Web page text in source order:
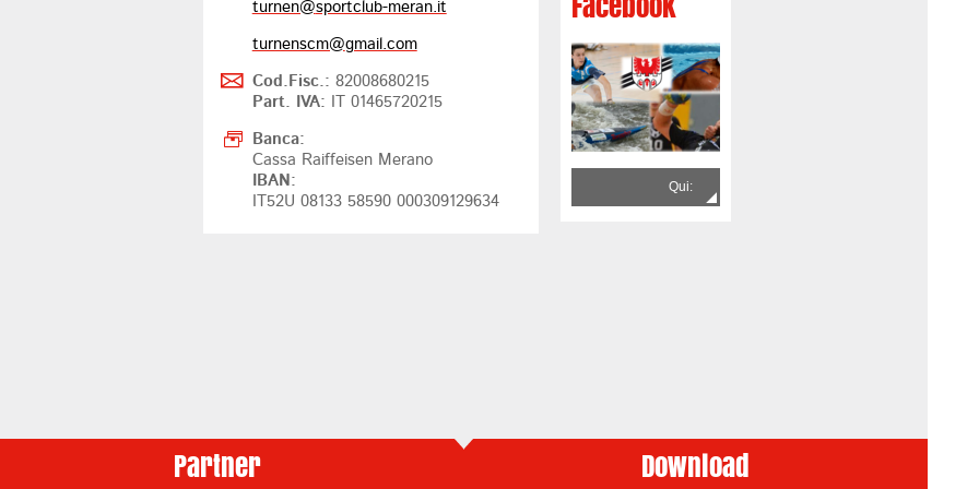
turnen@sportclub-meran.it
turnenscm@gmail.com
Cod.Fisc.: 82008680215
Part. IVA:
IT 01465720215
Banca:
Cassa Raiffeisen Merano
IBAN:
IT52U 08133 58590 000309129634
Qui:
Partner Download